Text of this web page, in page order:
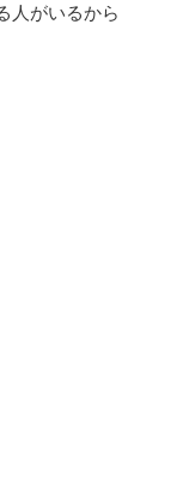
人がいるから